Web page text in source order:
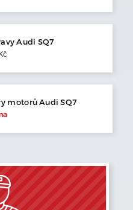
Audi SQ7
motorůAudi SQ7